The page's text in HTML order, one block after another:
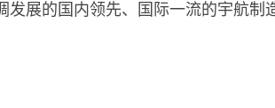
发展的国内领先、国际一流的宇航制